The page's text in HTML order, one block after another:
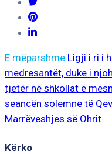
E mëparshme Ligji i ri i
medresantët, duke i
tjetër në shkollat e
seancën solemne të
Marrëveshjes së Ohrit
Kërko